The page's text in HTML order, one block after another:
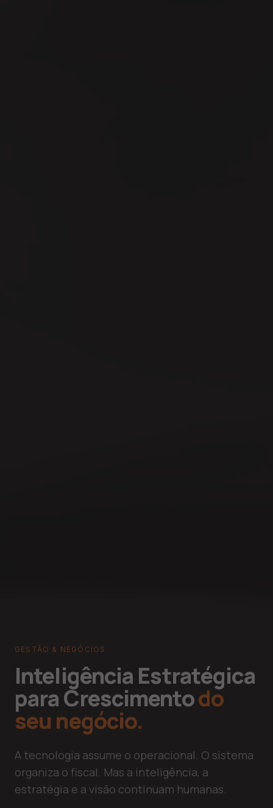
GESTÃO & NEGÓCIOS
Inteligência Estratégica
para Crescimentodo
seu negócio.
A tecnologia assume o operacional. O sistema
organiza o fiscal. Mas a inteligência, a
estratégia e a visão continuam humanas.